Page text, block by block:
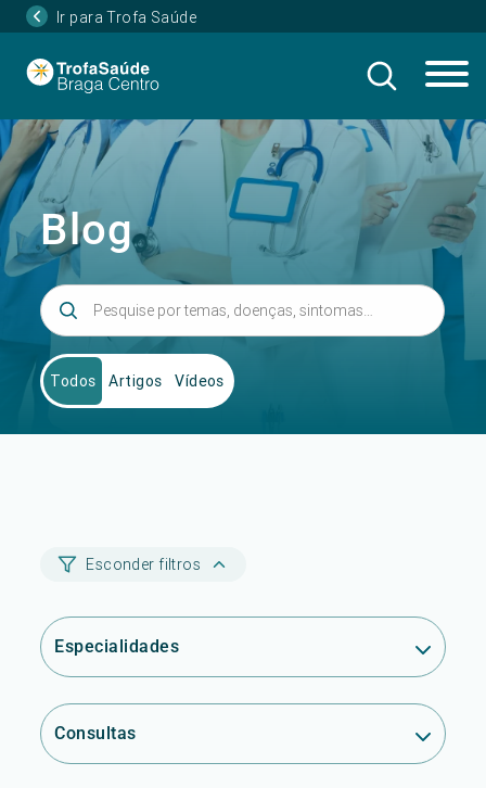
Ir para Trofa Saúde
Blog
Todos Artigos Vídeos
Esconder filtros
Especialidades
Consultas